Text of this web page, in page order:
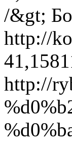
/&gt;
http://
http://